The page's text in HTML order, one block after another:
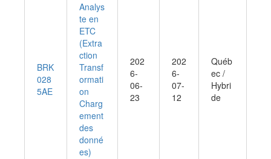
BRK
028
5AE
Analys
te en
ETC
(Extra
ction
Transf
ormati
on
Charg
ement
des
donné
es)
202
6-
06-
23
202
6-
07-
12
Québ
ec /
Hybri
de